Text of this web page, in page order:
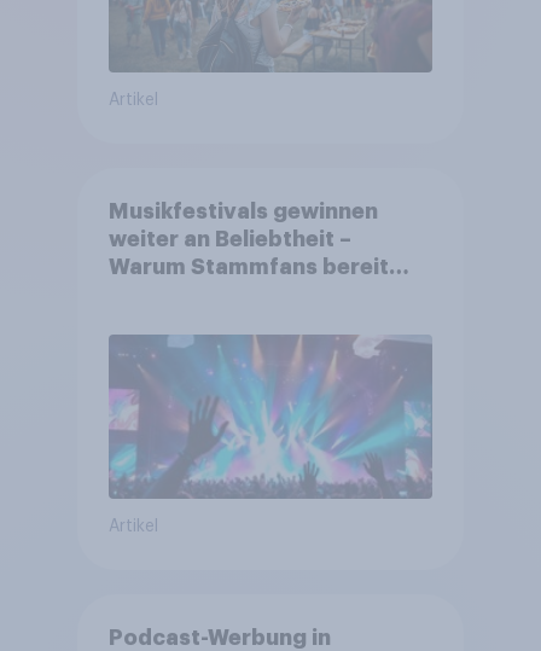
Artikel
Musikfestivals gewinnen
weiter an Beliebtheit –
Warum Stammfans bereit
Artikel
Podcast-Werbung in